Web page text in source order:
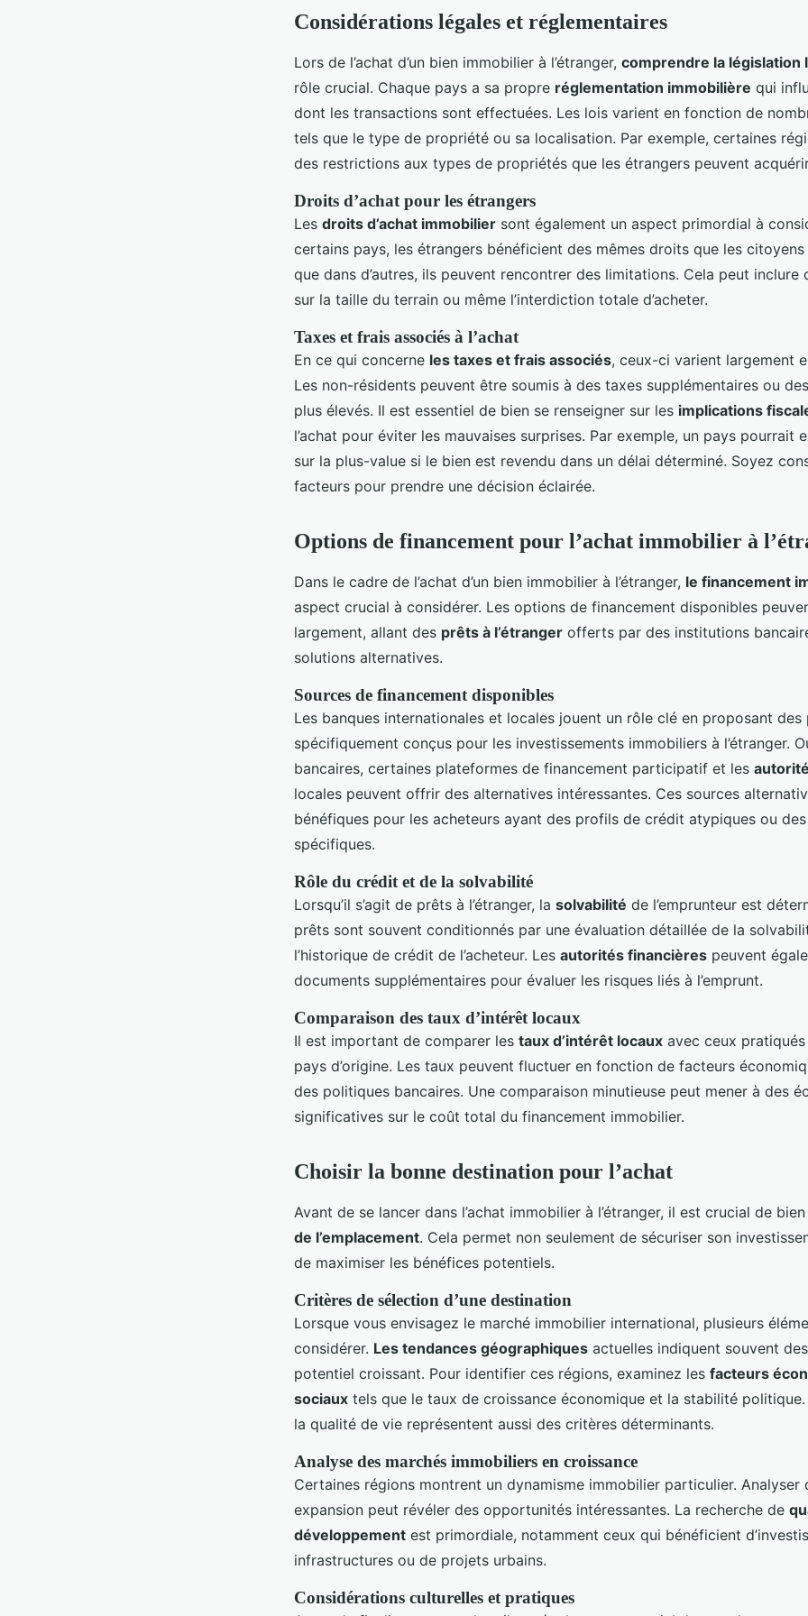
Considérations légales et réglementaires
Lors de l’achat d’un bien immobilier à l’étranger, comprendre la législation
rôle crucial. Chaque pays a sa propre réglementation immobilière qui
dont les transactions sont effectuées. Les lois varient en fonction de
tels que le type de propriété ou sa localisation. Par exemple, certaines
des restrictions aux types de propriétés que les étrangers peuvent
Droits d’achat pour les étrangers
Les droits d’achat immobilier sont également un aspect primordial à
certains pays, les étrangers bénéficient des mêmes droits que les
que dans d’autres, ils peuvent rencontrer des limitations. Cela peut inclure
sur la taille du terrain ou même l’interdiction totale d’acheter.
Taxes et frais associés à l’achat
En ce qui concerne les taxes et frais associés, ceux-ci varient largement
Les non-résidents peuvent être soumis à des taxes supplémentaires ou
plus élevés. Il est essentiel de bien se renseigner sur les implications
l’achat pour éviter les mauvaises surprises. Par exemple, un pays pourrait
sur la plus-value si le bien est revendu dans un délai déterminé. Soyez
facteurs pour prendre une décision éclairée.
Options de financement pour l’achat immobilier à
Dans le cadre de l’achat d’un bien immobilier à l’étranger, le financement
aspect crucial à considérer. Les options de financement disponibles
largement, allant des prêts à l’étranger offerts par des institutions
solutions alternatives.
Sources de financement disponibles
Les banques internationales et locales jouent un rôle clé en proposant des
spécifiquement conçus pour les investissements immobiliers à l’étranger.
bancaires, certaines plateformes de financement participatif et les
locales peuvent offrir des alternatives intéressantes. Ces sources
bénéfiques pour les acheteurs ayant des profils de crédit atypiques ou
spécifiques.
Rôle du crédit et de la solvabilité
Lorsqu’il s’agit de prêts à l’étranger, la solvabilité de l’emprunteur est
prêts sont souvent conditionnés par une évaluation détaillée de la
l’historique de crédit de l’acheteur. Les autorités financières peuvent
documents supplémentaires pour évaluer les risques liés à l’emprunt.
Comparaison des taux d’intérêt locaux
Il est important de comparer les taux d’intérêt locaux avec ceux
pays d’origine. Les taux peuvent fluctuer en fonction de facteurs
des politiques bancaires. Une comparaison minutieuse peut mener à des
significatives sur le coût total du financement immobilier.
Choisir la bonne destination pour l’achat
Avant de se lancer dans l’achat immobilier à l’étranger, il est crucial de
de l’emplacement. Cela permet non seulement de sécuriser son
de maximiser les bénéfices potentiels.
Critères de sélection d’une destination
Lorsque vous envisagez le marché immobilier international, plusieurs
considérer. Les tendances géographiques actuelles indiquent souvent
potentiel croissant. Pour identifier ces régions, examinez les facteurs
sociaux tels que le taux de croissance économique et la stabilité
la qualité de vie représentent aussi des critères déterminants.
Analyse des marchés immobiliers en croissance
Certaines régions montrent un dynamisme immobilier particulier. Analyser
expansion peut révéler des opportunités intéressantes. La recherche de
développement est primordiale, notamment ceux qui bénéficient
infrastructures ou de projets urbains.
Considérations culturelles et pratiques